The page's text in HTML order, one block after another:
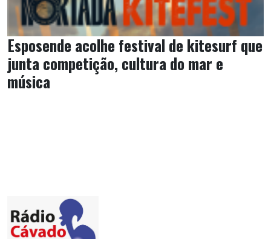
Esposende acolhe festival de kitesurf que
junta competição, cultura do mar e
música